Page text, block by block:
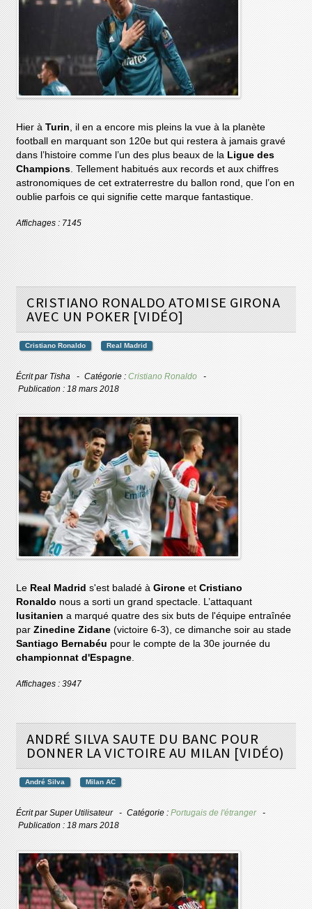
Hier àTurin, il en a encore mis pleins la vue à la planète
football en marquant son 120e but qui restera à jamais gravé
dans l’histoire comme l’un des plus beaux de la Ligue des
Champions. Tellement habitués aux records et aux chiffres
astronomiques de cet extraterrestre du ballon rond, que l’on en
oublie parfois ce qui signifie cette marque fantastique.
Affichages : 7145
CRISTIANO RONALDO ATOMISE GIRONA
AVEC UN POKER [VIDÉO]
Cristiano Ronaldo Real Madrid
Écrit parTisha Catégorie :Cristiano Ronaldo
Publication : 18 mars 2018
LeReal Madrid s'est baladé àGironeetCristiano
Ronaldo nous a sorti un grand spectacle. L’attaquant
lusitaniena marqué quatre des six buts de l'équipe entraînée
parZinedine Zidane (victoire 6-3), ce dimanche soir au stade
Santiago Bernabéu pour le compte de la 30e journée du
championnat d'Espagne.
Affichages : 3947
ANDRÉ SILVA SAUTE DU BANC POUR
DONNER LA VICTOIRE AU MILAN [VIDÉO)
André Silva Milan AC
Écrit parSuper Utilisateur Catégorie :Portugais de l'étranger
Publication : 18 mars 2018